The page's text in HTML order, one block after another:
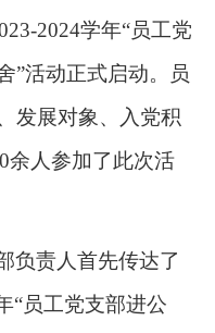
2024学年“员工党
”活动正式启动。员
发展对象、入党积
余人参加了此次活
负责人首先传达了
“员工党支部进公